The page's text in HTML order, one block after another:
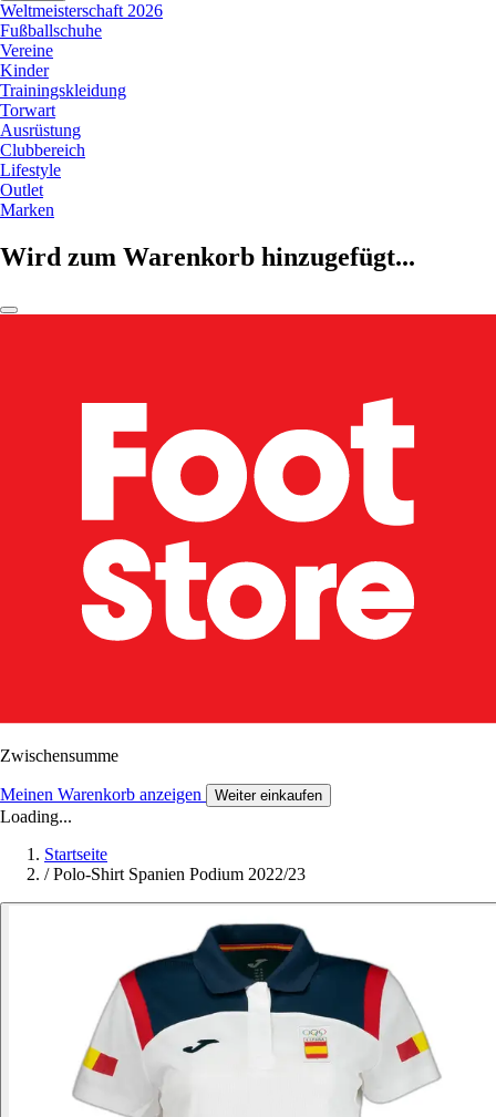
Weltmeisterschaft 2026
Fußballschuhe
Vereine
Kinder
Trainingskleidung
Torwart
Ausrüstung
Clubbereich
Lifestyle
Outlet
Marken
Wird zum Warenkorb hinzugefügt...
Zwischensumme
Meinen Warenkorb anzeigen Weiter einkaufen
Loading...
Startseite
/ Polo-Shirt Spanien Podium 2022/23